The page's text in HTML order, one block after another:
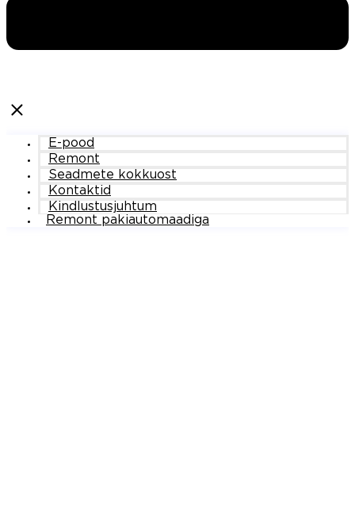
E-pood
Remont
Seadmete kokkuost
Kontaktid
Kindlustusjuhtum
Remont pakiautomaadiga